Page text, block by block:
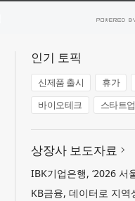
인기 토픽
신제품 출시 휴가
바이오테크
스타트업
상장사 보도자료